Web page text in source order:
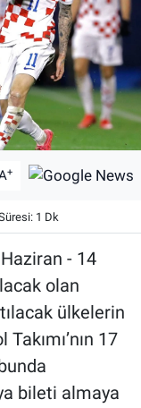
+
1 Dk
- 14
olan
ülkelerin
17
bileti almaya